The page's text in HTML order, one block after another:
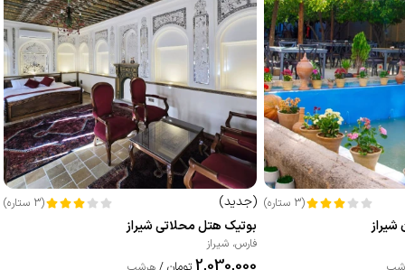
(
3 ستاره)
(جدید)
(
3 ستاره)
بوتیک هتل محلاتی شیراز
فارس، شیراز
تومان